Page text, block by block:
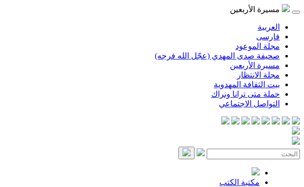
مسيرة الأربعين
العربية
فارسی
مجلة الموعود
صحيفة صدى المهدي (عجّل الله فرجه)
مسيرة الأربعين
مجلة الانتظار
بيت الثقافة المهدوية
حملة متى ترانا ونراك
التواصل الاجتماعي
مكتبة الكتب